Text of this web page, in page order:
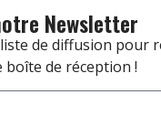
Newsletter
de diffusion pour
de réception !